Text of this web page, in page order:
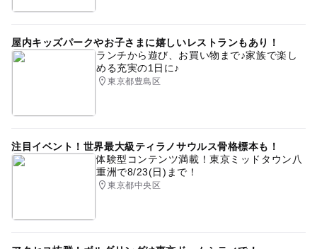
屋内キッズパークやお子さまに嬉しいレストランもあり！
ランチから遊び、お買い物まで♪家族で楽し
める充実の1日に♪
東京都豊島区
注目イベント！世界最大級ティラノサウルス骨格標本も！
体験型コンテンツ満載！東京ミッドタウン八
重洲で8/23(日)まで！
東京都中央区